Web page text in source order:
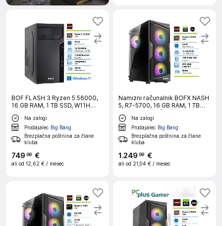
BOF FLASH 3 Ryzen 5 5600G,
16 GB RAM, 1 TB SSD, W11H
namizni računalnik
Na zalogi
Prodajalec Big Bang
Brezplačna poštnina za člane
kluba
749 99 €
ali od 12,62 € / mesec
Namizni računalnik BOFX NASH
5, R7-5700, 16 GB RAM, 1 TB
SSD, RTX5060|Gaming
Na zalogi
Prodajalec Big Bang
Brezplačna poštnina za člane
kluba
1 .249 99 €
ali od 21,04 € / mesec